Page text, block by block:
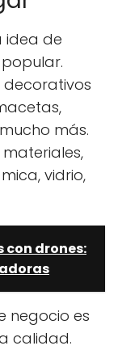
idea de
decorativos
más.
vidrio,
con drones:
negocio es
calidad.